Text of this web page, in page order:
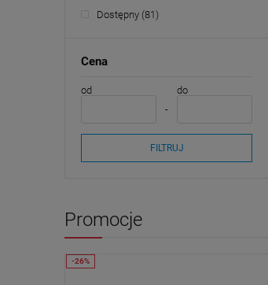
Dostępny (81)
Cena
od do
FILTRUJ
Promocje